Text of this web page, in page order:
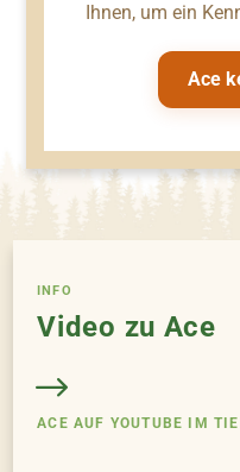
Ihnen, um ein
Ace
INFO
Video zu Ace
ACE AUF YOUTUBE IM